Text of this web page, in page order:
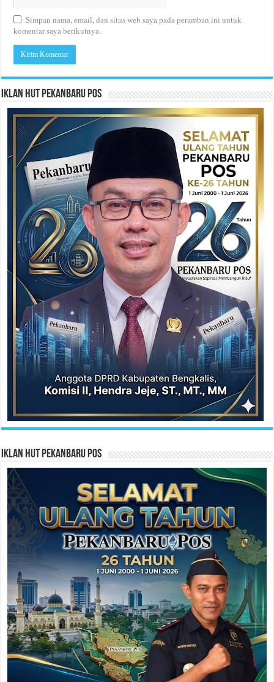
Simpan nama, email, dan situs web saya pada peramban ini untuk
komentar saya berikutnya.
Iklan HUT Pekanbaru Pos
Iklan HUT Pekanbaru Pos